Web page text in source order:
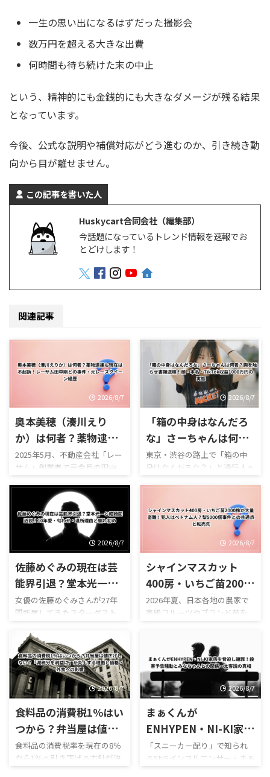
一生の思い出になるはずだった撮影会
数万円を超える大きな出費
何時間も待ち続けた末の中止
という、精神的にも金銭的にも大きなダメージが残る結果
となっています。
今後、公式な説明や補償対応がどう進むのか、引き続き動
向から目が離せません。
この記事を書いた人
Huskycart合同会社（編集部）
今話題になっているトレンド情報を速報でお
とどけします！
関連記事
2026/8/7
奥本美穂（湊川えり
か）は何者？薬物逮捕
も現在は不起訴！レー
サム田中剛との事件・
元レースクイーン経歴
2025年5月、不動産会社「レー
サム」創業者で元会長の田中
剛氏とともに違法薬物を所持
した疑いで逮捕され、一気に
名前が知られることになった
奥本美穂さん。 逮捕時の映像
がテレビやSNSで拡散すると、
「美人すぎる容疑者は誰？」
「奥本美穂って何者？」 「湊
川えりかと同一人物？」 「元
レースクイーン？」 「六本木
サム田中剛とはどんな関
係？」 と注目を集めました。
ところが、この事件には大き
な「その後」があります。 奥
本美穂さんは2026年3月、東京
地検から不起訴処分とされて
います。 ...
2026/8/7
「箱の中身はなんだろ
な」さーちゃんは何
者？胸を触らせ書類送
検！顔・本名・TikTok
収益1000万円の実態
東京・渋谷の路上で「箱の中
身はなんだろな？」と通行人へ
声をかけ、段ボール箱の中に手
せる――。 そんな刺激的なTikTok
企画を繰り返していた男女3人
が、東京都迷惑防止条例違反
の疑いで書類送検され、大き
な話題になりました。 中心人
物として注目されているの
が、SNSで**「さーちゃん」**
す。 警視庁によると、女性と
男性2人は渋谷区の路上で、女
開いた段ボール箱をかぶり、通
行人に中身を当てさせるよう
装いながら胸を触らせ、その
様子を動 ...
2026/8/7
佐藤めぐみの現在は芸
能界引退？堂本光一と
結婚間近説！10年愛・
匂わせ・退所理由と馴
れ初め
女優の佐藤めぐみさんが27年
間所属してきたスターダスト
プロモーションを退所したこ
とで、2026年現在も、 「佐藤
めぐみは芸能界を引退し
た？」 「現在は何をしてい
る？」 「堂本光一と結婚する
ために退所した？」 「10年愛
はまだ続いている？」 「堂本
光一の結婚相手は佐藤めぐ
み？」 といった検索が続いて
2025年9月30日をもってスター
ダストプロモーションとの契
2026/8/7
シャインマスカット
400房・いちご苗2000
株が大量盗難！犯人は
ベトナム人？梨5000個
2026年夏、日本各地の農家で
高級フルーツやブランド苗を
狙った大規模な盗難事件が相
には、栃木県佐野市の果樹園
で高級ぶどう「シャインマス
カット」約400房、時価約80万
円相当が盗まれていることが
判明。 さらに佐賀県伊万里市
では、県を代表するブランド
いちご「いちごさん」の苗約
れました。 わずか数週間前に
は、福岡県うきは市でも収穫
2026/8/7
食料品の消費税1％はい
つから？弁当屋は値下
げしない？「減税分を
利益に」が炎上する理
食料品の消費税率を現在の8％
から1％へ引き下げる方針が決
まり、「いつから安くなる？」
2026/8/7
まぁくんが
ENHYPEN・NI-KI家族
を脅迫し謝罪！殺害予
告騒動とみなちゃんと
「スニーカー配り」で知られ
るSNSインフルエンサー・まぁ
くんが、韓国の人気ボーイズ